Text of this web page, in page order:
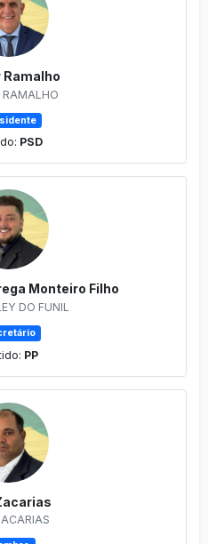
Ramalho
RAMALHO
PSD
Monteiro Filho
DO FUNIL
PP